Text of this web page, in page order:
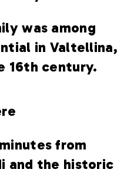
was among
in Valtellina,
16th century.
from
and the historic